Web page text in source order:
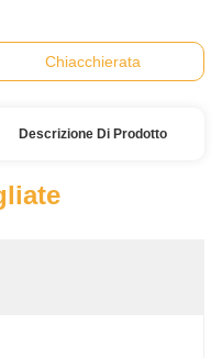
Chiacchierata
Descrizione Di Prodotto